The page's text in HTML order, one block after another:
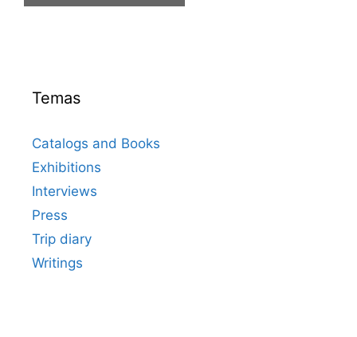
Temas
Catalogs and Books
Exhibitions
Interviews
Press
Trip diary
Writings